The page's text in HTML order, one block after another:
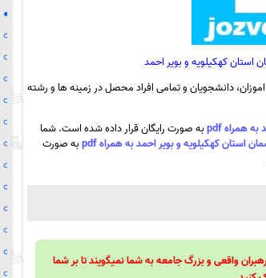
دانشجویان و تمامی افراد محصل در زمینه ها و رشته
به صورت رایگان قرار داده شده است. شما
به صورت
تسلط کامل بر اطرافیانتان! 48 راه برای رهبری گروه، جمع و زیر دستانتان! 48 قانون که رهبران واقعی و بزرگ جامعه به شما نمیگویند تا بر شما